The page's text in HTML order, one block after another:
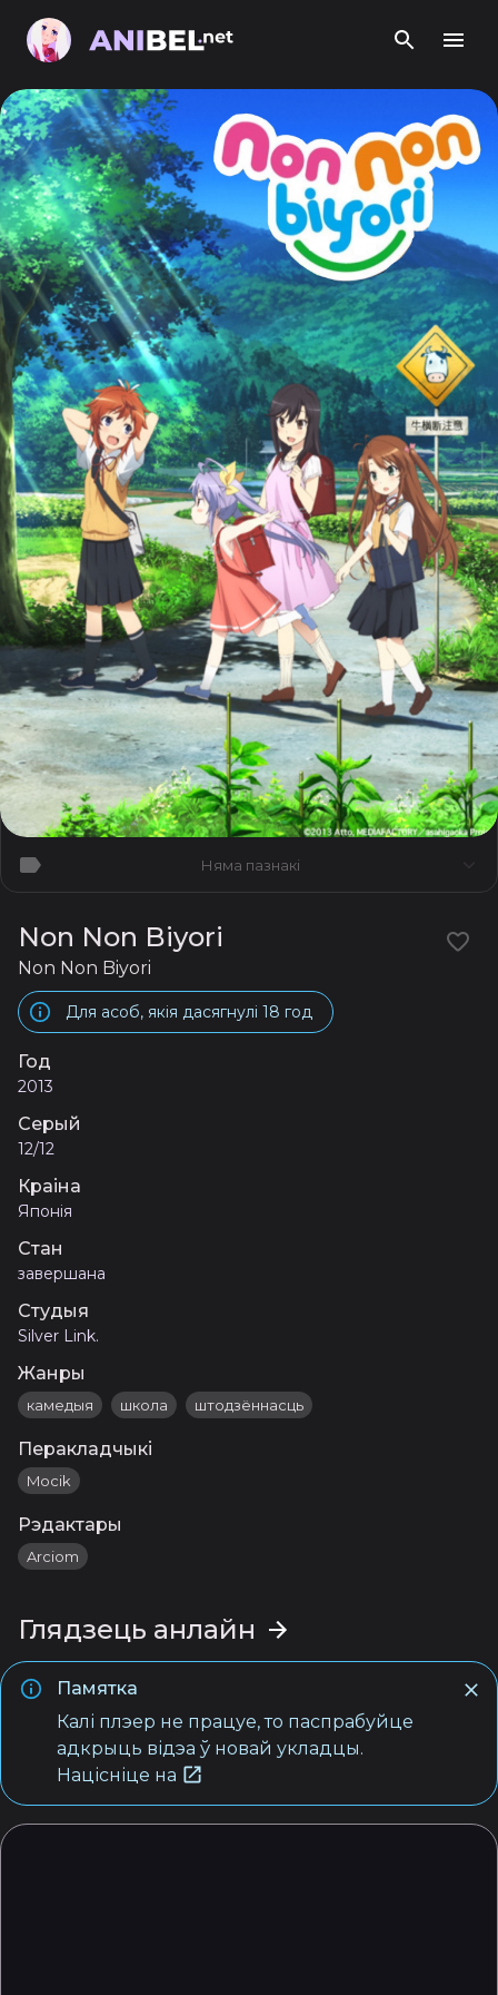
Няма пазнакі
Non Non Biyori
Non Non Biyori
Для асоб, якія дасягнулі 18 год
Год
2013
Серый
12/12
Краіна
Японія
Стан
завершана
Студыя
Silver Link.
Жанры
камедыя школа штодзённасць
Перакладчыкі
Mocik
Рэдактары
Arciom
Глядзець анлайн
Памятка
Калі плэер не працуе, то паспрабуйце
адкрыць відэа ў новай укладцы.
Націсніце на